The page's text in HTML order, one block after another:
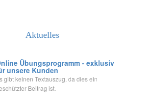
Aktuelles
Übungsprogramm - exklusiv
unsere Kunden
gibt keinen Textauszug, da dies ein
Beitrag ist.